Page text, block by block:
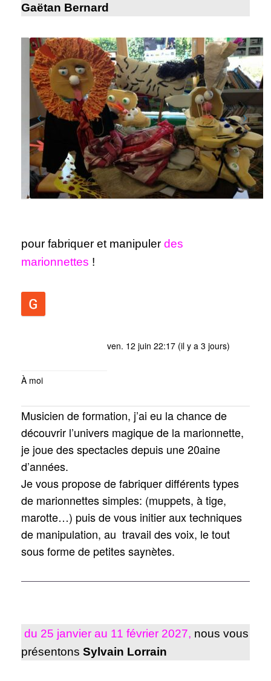
Gaëtan Bernard
pour fabriquer et manipuler des
marionnettes !
ven. 12 juin 22:17 (il y a 3 jours)
À moi
Musicien de formation, j’ai eu la chance de
découvrir l’univers magique de la marionnette,
je joue des spectacles depuis une 20aine
d’années.
Je vous propose de fabriquer différents types
de marionnettes simples: (muppets, à tige,
marotte…) puis de vous initier aux techniques
de manipulation, au travail des voix, le tout
sous forme de petites saynètes.
du 25 janvier au 11 février 2027, nous vous
présentons Sylvain Lorrain